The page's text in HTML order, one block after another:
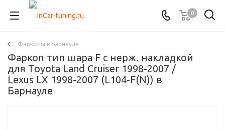
0
Фаркопы в Барнауле
Фаркоп тип шара F с нерж. накладкой
для Toyota Land Cruiser 1998-2007 /
Lexus LX 1998-2007 (L104-F(N)) в
Барнауле